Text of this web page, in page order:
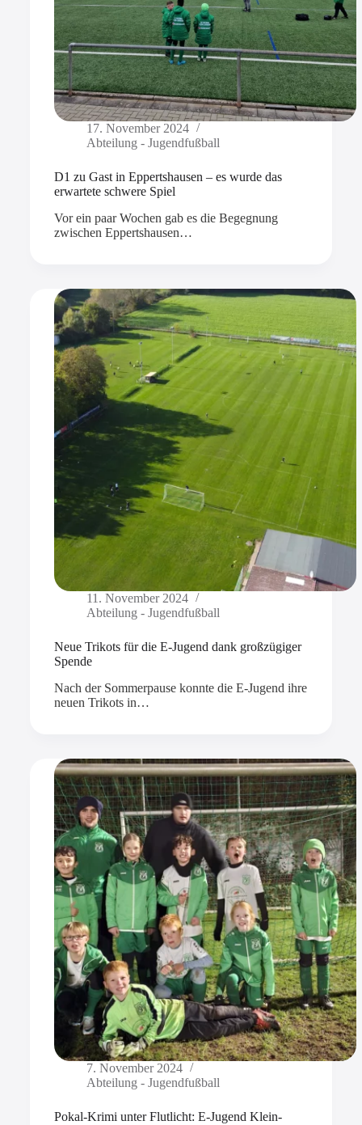
17. November 2024
Abteilung - Jugendfußball
D1 zu Gast in Eppertshausen – es wurde das
erwartete schwere Spiel
Vor ein paar Wochen gab es die Begegnung
zwischen Eppertshausen…
11. November 2024
Abteilung - Jugendfußball
Neue Trikots für die E-Jugend dank großzügiger
Spende
Nach der Sommerpause konnte die E-Jugend ihre
neuen Trikots in…
7. November 2024
Abteilung - Jugendfußball
Pokal-Krimi unter Flutlicht: E-Jugend Klein-